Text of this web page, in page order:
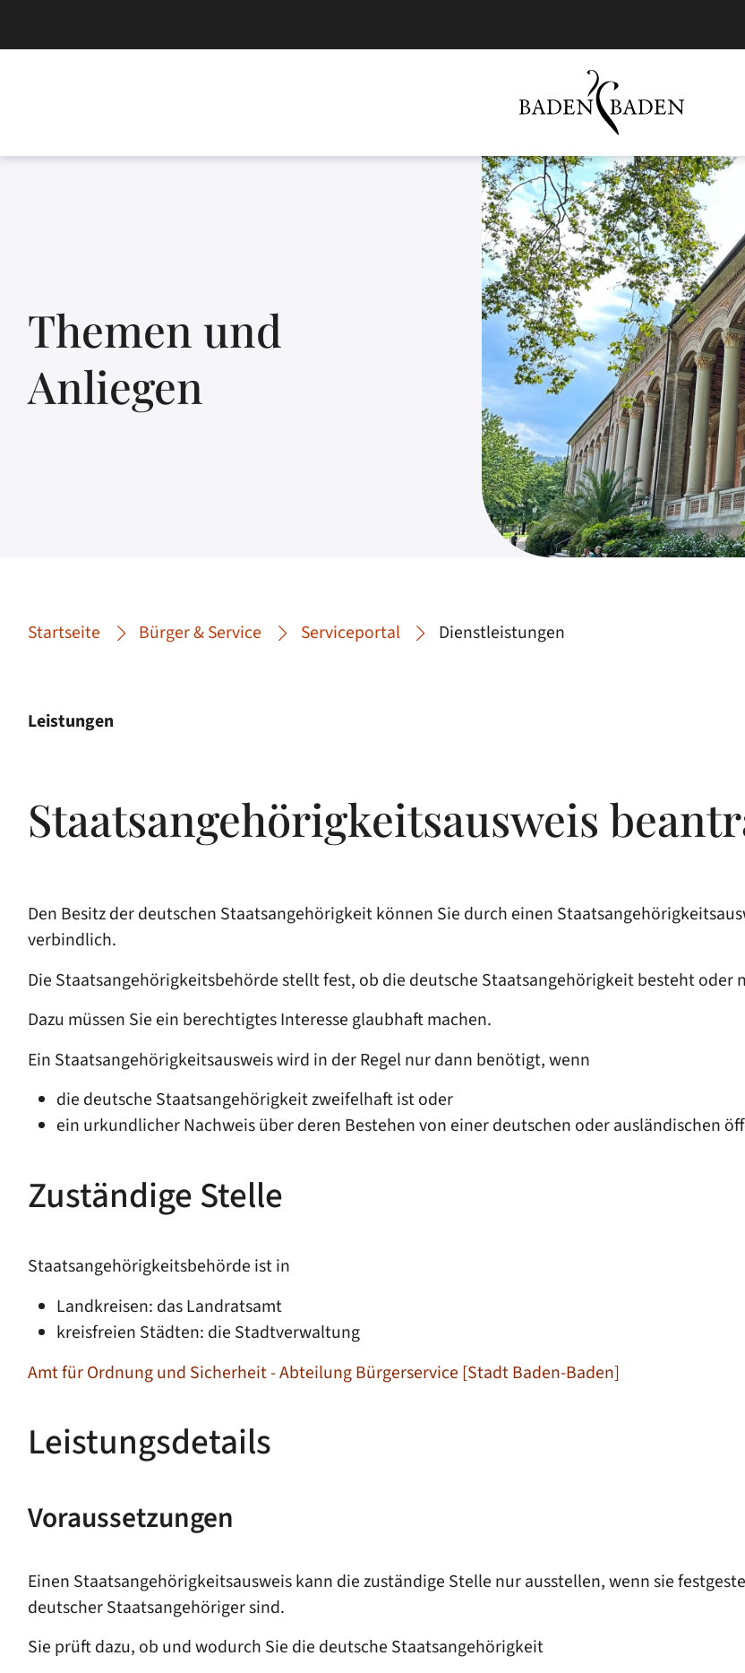
Themen und
Anliegen
Startseite Bürger & Service Serviceportal Dienstleistungen
Leistungen
Staatsangehörigkeitsausweis
Den Besitz der deutschen Staatsangehörigkeit können Sie durch einen
verbindlich.
Die Staatsangehörigkeitsbehörde stellt fest, ob die deutsche Staatsangehörigkeit besteht oder
Dazu müssen Sie ein berechtigtes Interesse glaubhaft machen.
Ein Staatsangehörigkeitsausweis wird in der Regel nur dann benötigt, wenn
die deutsche Staatsangehörigkeit zweifelhaft ist oder
ein urkundlicher Nachweis über deren Bestehen von einer deutschen oder ausländischen
Zuständige Stelle
Staatsangehörigkeitsbehörde ist in
Landkreisen: das Landratsamt
kreisfreien Städten: die Stadtverwaltung
Amt für Ordnung und Sicherheit - Abteilung Bürgerservice [Stadt Baden-Baden]
Leistungsdetails
Voraussetzungen
Einen Staatsangehörigkeitsausweis kann die zuständige Stelle nur ausstellen, wenn sie
deutscher Staatsangehöriger sind.
Sie prüft dazu, ob und wodurch Sie die deutsche Staatsangehörigkeit